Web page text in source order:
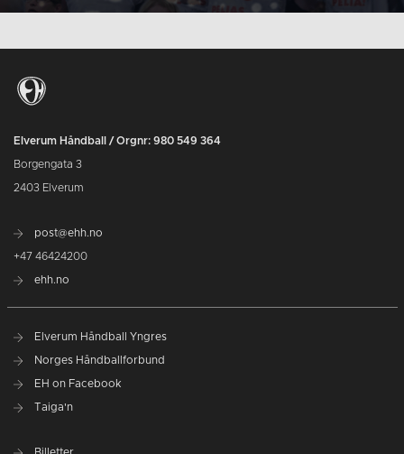
Elverum Håndball / Orgnr: 980 549 364
Borgengata 3
2403 Elverum
post@ehh.no
+47 46424200
ehh.no
Elverum Håndball Yngres
Norges Håndballforbund
EH on Facebook
Taiga'n